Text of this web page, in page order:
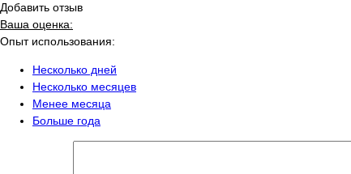
Добавить отзыв
Ваша оценка:
Опыт использования:
Несколько дней
Несколько месяцев
Менее месяца
Больше года